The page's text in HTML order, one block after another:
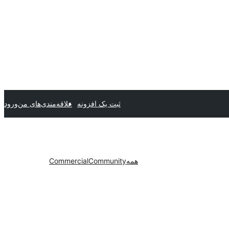
ثبت یک افزونه علاقه‌مندی‌های منورود
همهCommunity
Commercial